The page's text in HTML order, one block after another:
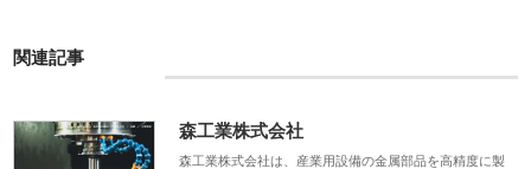
関連記事
森工業株式会社
森工業株式会社は、産業用設備の金属部品を高精度に製